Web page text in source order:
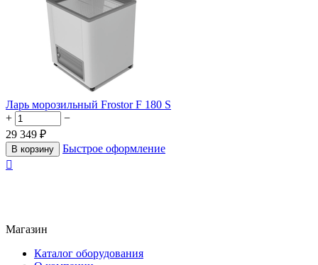
Ларь морозильный Frostor F 180 S
+
−
29 349 ₽
В корзину
Быстрое оформление

Магазин
Каталог оборудования